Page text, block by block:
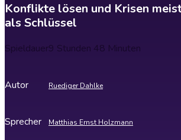
Konflikte lösen und Krisen
als Schlüssel
Spieldauer9 Stunden 48 Minuten
Autor Ruediger Dahlke
Sprecher Matthias Ernst Holzmann